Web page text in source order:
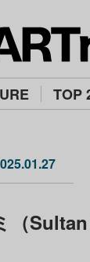
TOP
（